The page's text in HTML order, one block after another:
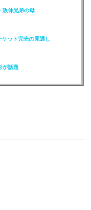
伸兄弟の母
ケット完売の見通し
が話題